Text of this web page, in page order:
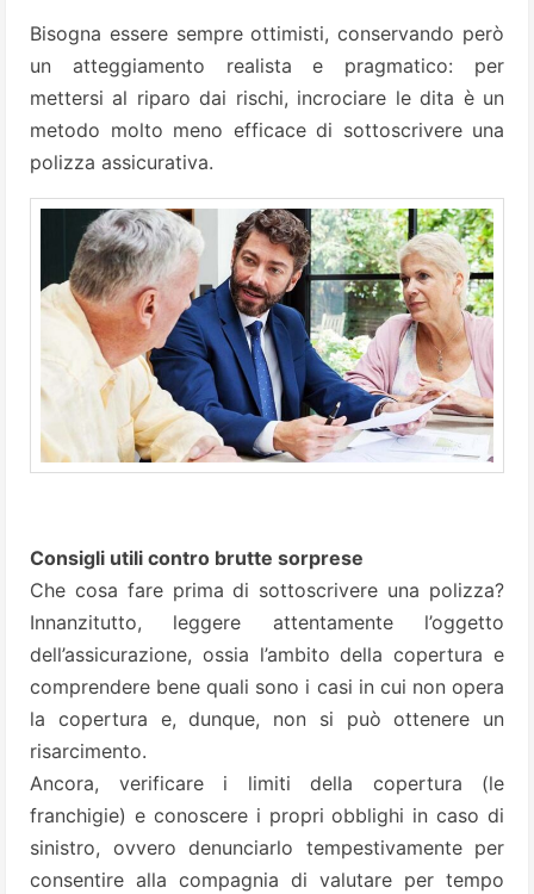
Bisogna essere sempre ottimisti, conservando però
un atteggiamento realista e pragmatico: per
mettersi al riparo dai rischi, incrociare le dita è un
metodo molto meno efficace di sottoscrivere una
polizza assicurativa.
Consigli utili contro brutte sorprese
Che cosa fare prima di sottoscrivere una polizza?
Innanzitutto, leggere attentamente l’oggetto
dell’assicurazione, ossia l’ambito della copertura e
comprendere bene quali sono i casi in cui non opera
la copertura e, dunque, non si può ottenere un
risarcimento.
Ancora, verificare i limiti della copertura (le
franchigie) e conoscere i propri obblighi in caso di
sinistro, ovvero denunciarlo tempestivamente per
consentire alla compagnia di valutare per tempo